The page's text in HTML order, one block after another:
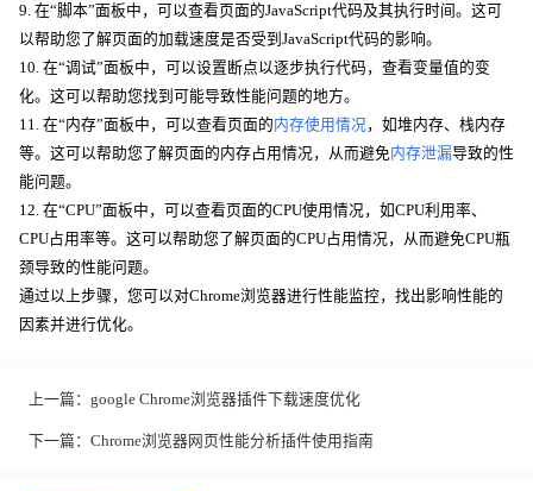
9. 在“脚本”面板中，可以查看页面的JavaScript代码及其执行时间。这可
以帮助您了解页面的加载速度是否受到JavaScript代码的影响。
10. 在“调试”面板中，可以设置断点以逐步执行代码，查看变量值的变
化。这可以帮助您找到可能导致性能问题的地方。
11. 在“内存”面板中，可以查看页面的内存使用情况 ，如堆内存、栈内存
等。这可以帮助您了解页面的内存占用情况，从而避免内存泄漏导致的性
能问题。
12. 在“CPU”面板中，可以查看页面的CPU使用情况，如CPU利用率、
CPU占用率等。这可以帮助您了解页面的CPU占用情况，从而避免CPU瓶
颈导致的性能问题。
通过以上步骤，您可以对Chrome浏览器进行性能监控，找出影响性能的
因素并进行优化。
上一篇： google Chrome浏览器插件下载速度优化
下一篇： Chrome浏览器网页性能分析插件使用指南